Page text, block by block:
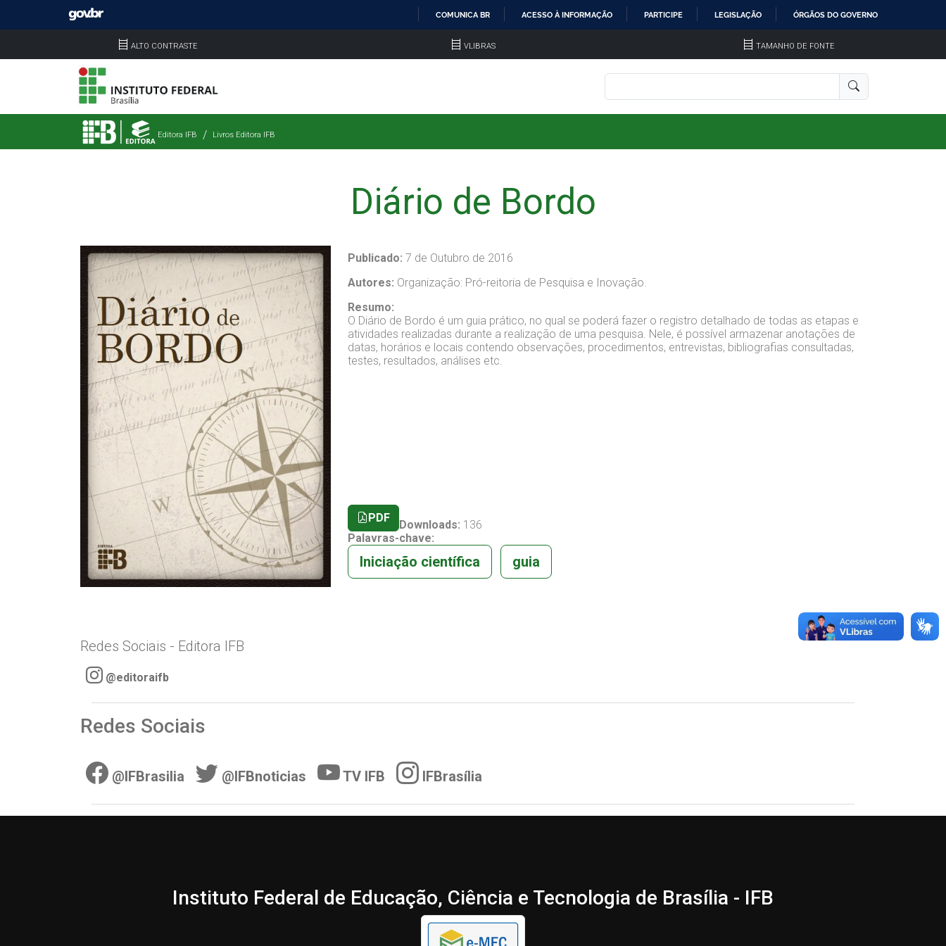
COMUNICA BR ACESSO À INFORMAÇÃO PARTICIPE LEGISLAÇÃO ÓRGÃOS DO GOVERNO
ALTO CONTRASTE VLIBRAS TAMANHO DE FONTE
Editora IFB Livros Editora IFB
Diário de Bordo
Publicado: 7 de Outubro de 2016
Autores: Organização: Pró-reitoria de Pesquisa e Inovação.
Resumo:
O Diário de Bordo é um guia prático, no qual se poderá fazer o registro detalhado de todas as etapas e
atividades realizadas durante a realização de uma pesquisa. Nele, é possível armazenar anotações de
datas, horários e locais contendo observações, procedimentos, entrevistas, bibliografias consultadas,
testes, resultados, análises etc.
PDF
Downloads: 136
Palavras-chave:
Iniciação científica guia
Redes Sociais - Editora IFB
@editoraifb
Redes Sociais
@IFBrasilia @IFBnoticias TV IFB IFBrasília
Instituto Federal de Educação, Ciência e Tecnologia de Brasília - IFB